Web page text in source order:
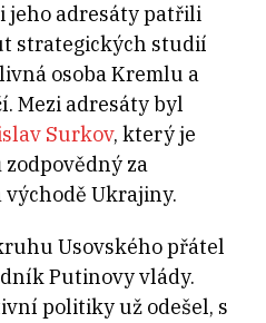
jeho adresáty patřili
strategických studií
osoba Kremlu a
Mezi adresáty byl
Surkov, který je
za
Ukrajiny.
Usovského přátel
Putinovy vlády.
politiky už odešel, s